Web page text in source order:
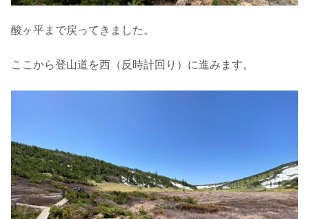
酸ヶ平まで戻ってきました。
ここから登山道を西（反時計回り）に進みます。